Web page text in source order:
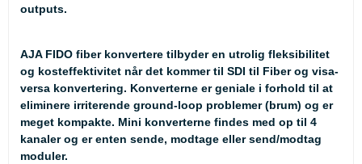
outputs.
AJA FIDO fiber konvertere tilbyder en utrolig fleksibilitet
og kosteffektivitet når det kommer til SDI til Fiber og visa-
versa konvertering. Konverterne er geniale i forhold til at
eliminere irriterende ground-loop problemer (brum) og er
meget kompakte. Mini konverterne findes med op til 4
kanaler og er enten sende, modtage eller send/modtag
moduler.